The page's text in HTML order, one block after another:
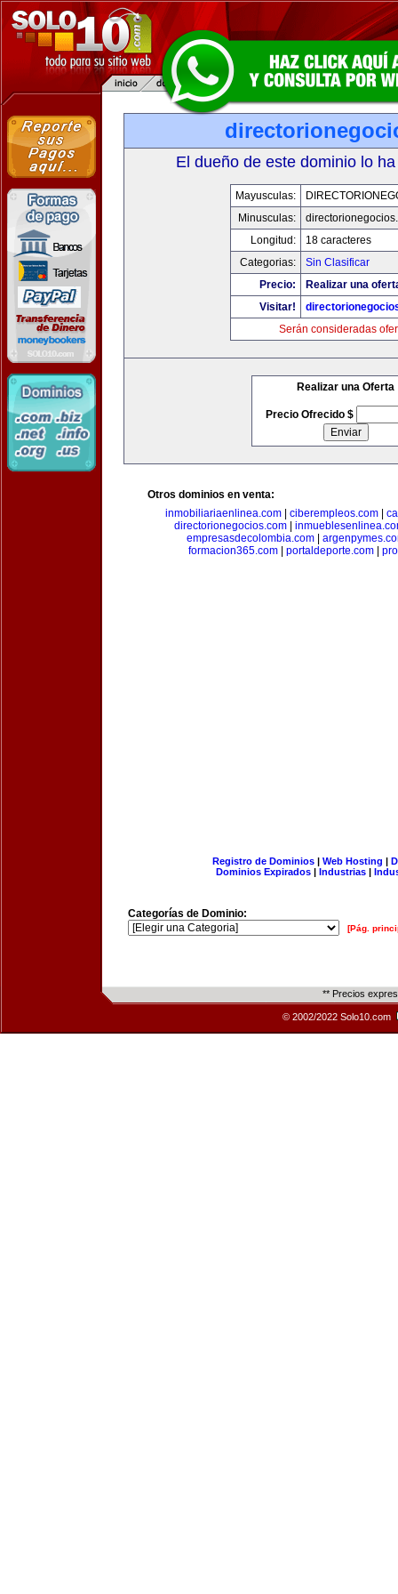
El dueño de este dominio lo
Mayusculas:
Minusculas:
Longitud:
18 caracteres
Categorias:
Sin Clasificar
Precio:
Realizar una
Visitar!
Serán consideradas
Realizar una Oferta
Precio Ofrecido $
Otros dominios en venta:
inmobiliariaenlinea.com| ciberempleos.com|
directorionegocios.com
empresasdecolombia.com|
formacion365.com| portaldeporte.com|
Registro de Dominios| Web Hosting |
Dominios Expirados | Industrias |
Categorías de Dominio:
[Pág.
** Precios
© 2002/2022 Solo10.com